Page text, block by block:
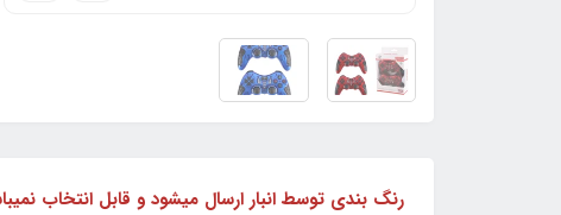
رنگ بندی توسط انبار ارسال میشود و قابل انتخاب